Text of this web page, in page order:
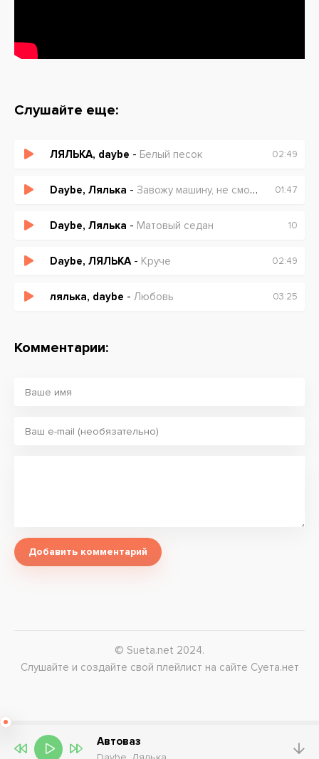
Слушайте еще:
ЛЯЛЬКА, daybe - Белый песок 02:49
Daybe, Лялька - Завожу машину, не смотрю назад 01:47
Daybe, Лялька - Матовый седан 10
Daybe, ЛЯЛЬКА- Круче 02:49
лялька, daybe - Любовь 03:25
Комментарии:
Добавить комментарий
© Sueta.net 2024.
Слушайте и создайте свой плейлист на сайте Суета.нет
Автоваз